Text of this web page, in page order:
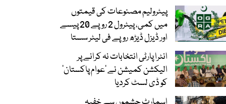
پیٹرولیم مصنوعات کی قیمتوں
میں کمی، پیٹرول 2 روپے 20 پیسے
اور ڈیزل ڈیڑھ روپے فی لیٹر سستا
انٹرا پارٹی انتخابات نہ کرانے پر
الیکشن کمیشن نے ’عوام پاکستان‘
کو ڈی لسٹ کردیا